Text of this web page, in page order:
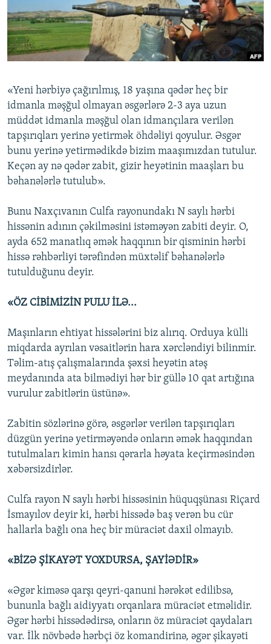
İNFOQRAFIKA
KARIKATURA
AZƏRBAYCAN ƏDƏBIYYATI KITABXANASI
İSLAM VƏ DEMOKRATIYA
İZ - MƏDƏNIYYƏT PROQRAMI
MISSIYAMIZ
PEŞƏ ETIKASI VƏ JURNALISTIKA STANDARTLARIMIZ
MATERIALLARIMIZDAN ISTIFADƏ
BIZIMLƏ ƏLAQƏ
XƏBƏR BÜLLETENLƏRIMIZ
BIZI IZLƏ
«Yeni hərbiyə çağırılmış, 18 yaşına qədər heç bir
idmanla məşğul olmayan əsgərlərə 2-3 aya uzun
müddət idmanla məşğul olan idmançılara verilən
tapşırıqları yerinə yetirmək öhdəliyi qoyulur. Əsgər
bunu yerinə yetirmədikdə bizim maaşımızdan tutulur.
Keçən ay nə qədər zabit, gizir heyətinin maaşları bu
bəhanələrlə tutulub».
Bunu Naxçıvanın Culfa rayonundakı N saylı hərbi
hissənin adının çəkilməsini istəməyən zabiti deyir. O,
ayda 652 manatlıq əmək haqqının bir qisminin hərbi
hissə rəhbərliyi tərəfindən müxtəlif bəhanələrlə
tutulduğunu deyir.
«ÖZ CİBİMİZİN PULU İLƏ...
Maşınların ehtiyat hissələrini biz alırıq. Orduya külli
miqdarda ayrılan vəsaitlərin hara xərcləndiyi bilinmir.
Təlim-atış çalışmalarında şəxsi heyətin atəş
meydanında ata bilmədiyi hər bir güllə 10 qat artığına
vurulur zabitlərin üstünə».
Zabitin sözlərinə görə, əsgərlər verilən tapşırıqları
düzgün yerinə yetirməyəndə onların əmək haqqından
tutulmaları kimin hansı qərarla həyata keçirməsindən
xəbərsizdirlər.
Culfa rayon N saylı hərbi hissəsinin hüquqşünası Riçard
İsmayılov deyir ki, hərbi hissədə baş verən bu cür
hallarla bağlı ona heç bir müraciət daxil olmayıb.
«BİZƏ ŞİKAYƏT YOXDURSA, ŞAYİƏDİR»
«Əgər kiməsə qarşı qeyri-qanuni hərəkət edilibsə,
bununla bağlı aidiyyatı orqanlara müraciət etməlidir.
Əgər hərbi hissədədirsə, onların öz müraciət qaydaları
var. İlk növbədə hərbçi öz komandirinə, əgər şikayəti